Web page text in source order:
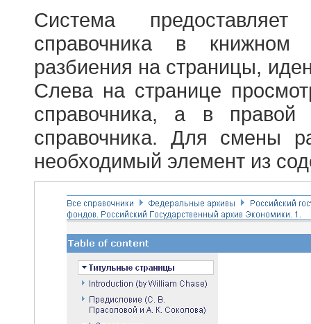
Система
справочника в
разбиения на страницы,
Слева на странице
справочника, а в правой
справочника. Для смены
необходимый элемент из